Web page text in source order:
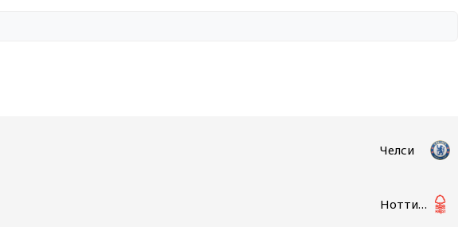
Челси
Ноттингем Форест